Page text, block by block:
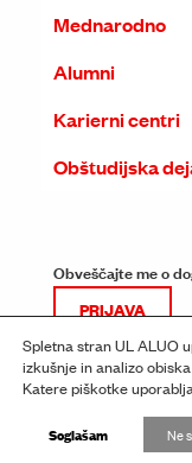
Mednarodno
Alumni
Karierni centri
Obštudijska
Obveščajte me o
PRIJAVA
Spletna stran UL ALUO
izkušnje in analizo
Katere piškotke
Soglašam Ne